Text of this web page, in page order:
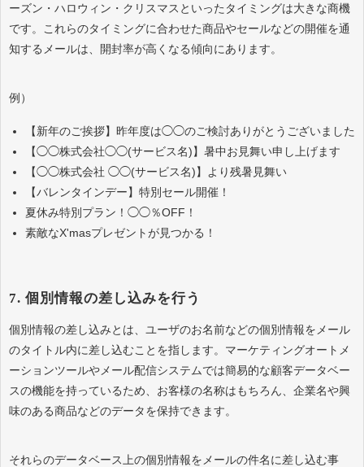
ーズン・ハロウィン・クリスマスといったタイミングは大きな商機
です。これらのタイミングに合わせた商品やセールなどの開催を通
知するメールは、開封率が高くなる傾向にあります。
例）
【新年のご挨拶】昨年度は◯◯のご検討ありがとうございました
【◯◯株式会社◯◯(サービス名)】暑中お見舞い申し上げます
【◯◯株式会社 ◯◯(サービス名)】より残暑見舞い
【バレンタインデー】特別セール開催！
夏休み特別プラン！◯◯％OFF！
素敵なX'masプレゼントが見つかる！
7. 個別情報の差し込みを行う
個別情報の差し込みとは、ユーザのお名前などの個別情報をメール
のタイトル内に差し込むことを指します。マーケティングオートメ
ーションツールやメール配信システムでは簡易的な顧客データベー
スの機能を持っているため、お客様の名称はもちろん、企業名や興
味のある商品などのデータを保持できます。
それらのデータベース上の個別情報をメールの件名に差し込む事